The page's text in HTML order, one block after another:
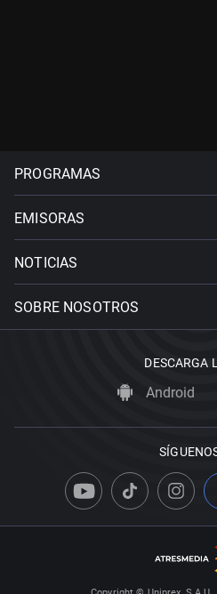
PROGRAMAS
EMISORAS
NOTICIAS
SOBRE NOSOTROS
DESCARGA
Android